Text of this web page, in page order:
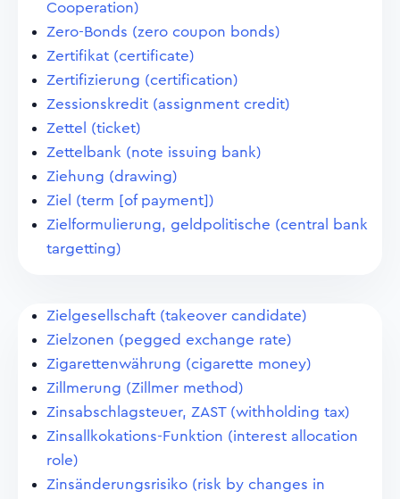
Cooperation)
Zero-Bonds (zero coupon bonds)
Zertifikat (certificate)
Zertifizierung (certification)
Zessionskredit (assignment credit)
Zettel (ticket)
Zettelbank (note issuing bank)
Ziehung (drawing)
Ziel (term [of payment])
Zielformulierung, geldpolitische (central bank
targetting)
Zielgesellschaft (takeover candidate)
Zielzonen (pegged exchange rate)
Zigarettenwährung (cigarette money)
Zillmerung (Zillmer method)
Zinsabschlagsteuer, ZAST (withholding tax)
Zinsallkokations-Funktion (interest allocation
role)
Zinsänderungsrisiko (risk by changes in